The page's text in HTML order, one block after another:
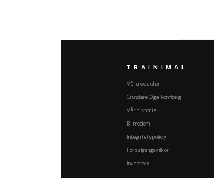
TRAINIMAL
Våra coacher
Grundare Olga Rönnberg
Vår historia
Bli medlem
Integritetspolicy
Försäljningsvillkor
Investors